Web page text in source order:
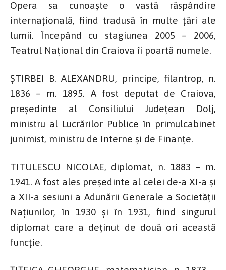
Opera sa cunoaște o vastă răspândire
internațională, fiind tradusă în multe țări ale
lumii. Începând cu stagiunea 2005 – 2006,
Teatrul Național din Craiova îi poartă numele.
ȘTIRBEI B. ALEXANDRU, principe, filantrop, n.
1836 – m. 1895. A fost deputat de Craiova,
președinte al Consiliului Județean Dolj,
ministru al Lucrărilor Publice în primulcabinet
junimist, ministru de Interne și de Finanțe.
TITULESCU NICOLAE, diplomat, n. 1883 – m.
1941. A fost ales președinte al celei de-a XI-a și
a XII-a sesiuni a Adunării Generale a Societății
Națiunilor, în 1930 și în 1931, fiind singurul
diplomat care a deținut de două ori această
funcție.